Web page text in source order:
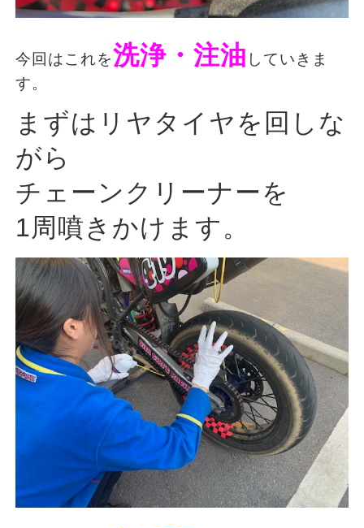
今回はこれを洗浄・注油 していきま
す。
まずはリヤタイヤを回しな
がら
チェーンクリーナーを
1周噴きかけます。